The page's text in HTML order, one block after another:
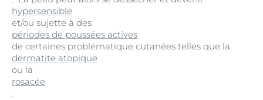
hypersensible
et/ou sujette à des
périodes de poussées actives
de certaines problématique cutanées telles que la
dermatite atopique
ou la
rosacée
.